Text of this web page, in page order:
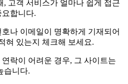
, 고객 서비스가 얼마나 쉽게 접근
합니다.
나 이메일이 명확하게 기재되어
혀 있는지 체크해 보세요.
락이 어려운 경우, 그 사이트는
습니다.